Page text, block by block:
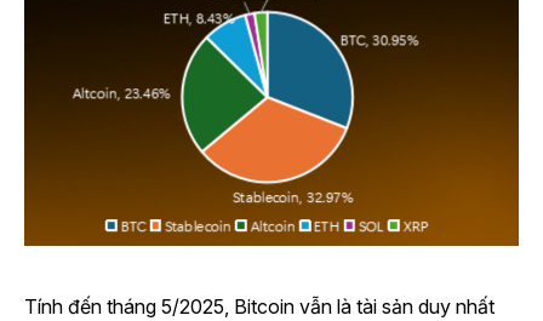
Tính đến tháng 5/2025, Bitcoin vẫn là tài sản duy nhất